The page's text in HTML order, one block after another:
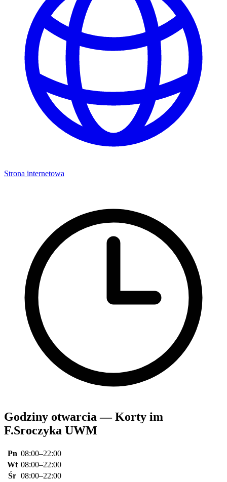
Strona internetowa
Godziny otwarcia — Korty im
F.Sroczyka UWM
Pn 08:00–22:00
Wt 08:00–22:00
Śr 08:00–22:00